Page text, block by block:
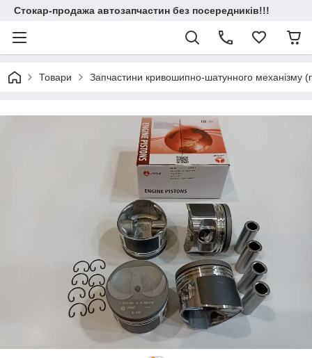
Стокар-продажа автозапчастин без посередників!!!
Товари Запчастини кривошипно-шатунного механізму